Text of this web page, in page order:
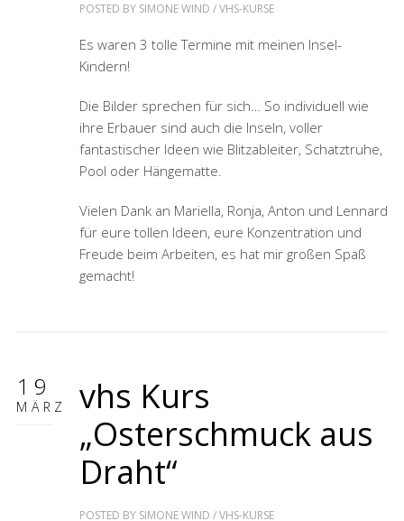
POSTED BY SIMONE WIND /VHS-KURSE
Es waren 3 tolle Termine mit meinen Insel-
Kindern!
Die Bilder sprechen für sich… So individuell wie
ihre Erbauer sind auch die Inseln, voller
fantastischer Ideen wie Blitzableiter, Schatztruhe,
Pool oder Hängematte.
Vielen Dank an Mariella, Ronja, Anton und Lennard
für eure tollen Ideen, eure Konzentration und
Freude beim Arbeiten, es hat mir großen Spaß
gemacht!
19
MÄRZ
vhs Kurs
„Osterschmuck aus
Draht“
POSTED BY SIMONE WIND /VHS-KURSE